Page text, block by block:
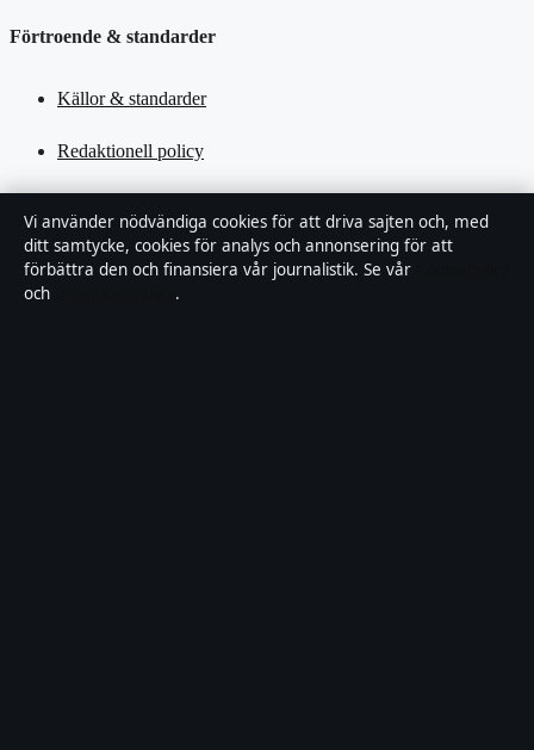
Förtroende & standarder
Källor & standarder
Redaktionell policy
Tillgänglighetsredogörelse
Vi använder nödvändiga cookies för att driva sajten och, med
ditt samtycke, cookies för analys och annonsering för att
förbättra den och finansiera vår journalistik. Se vår
och
.